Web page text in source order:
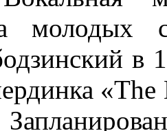
молодых
в
«The